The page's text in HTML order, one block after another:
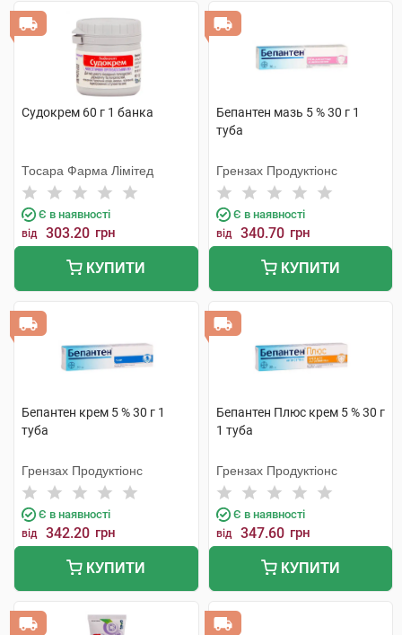
Судокрем 60 г 1 банка
Тосара Фарма Лімітед
Є в наявності
від 303.20 грн
КУПИТИ
Бепантен мазь 5 % 30 г 1
туба
Грензах Продуктіонс
Є в наявності
від 340.70 грн
КУПИТИ
Бепантен крем 5 % 30 г 1
туба
Грензах Продуктіонс
Є в наявності
від 342.20 грн
КУПИТИ
Бепантен Плюс крем 5 % 30 г
1 туба
Грензах Продуктіонс
Є в наявності
від 347.60 грн
КУПИТИ